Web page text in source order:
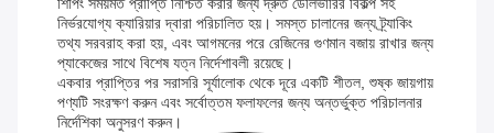
শিপিং সময়মত প্রাপ্তি নিশ্চিত করার জন্য দ্রুত ডেলিভারির বিকল্প সহ
নির্ভরযোগ্য ক্যারিয়ার দ্বারা পরিচালিত হয়। সমস্ত চালানের জন্য ট্র্যাকিং
তথ্য সরবরাহ করা হয়, এবং আগমনের পরে রেজিনের গুণমান বজায় রাখার জন্য
প্যাকেজের সাথে বিশেষ যত্ন নির্দেশাবলী রয়েছে।
একবার প্রাপ্তির পর সরাসরি সূর্যালোক থেকে দূরে একটি শীতল, শুষ্ক জায়গায়
পণ্যটি সংরক্ষণ করুন এবং সর্বোত্তম ফলাফলের জন্য অন্তর্ভুক্ত পরিচালনার
নির্দেশিকা অনুসরণ করুন।